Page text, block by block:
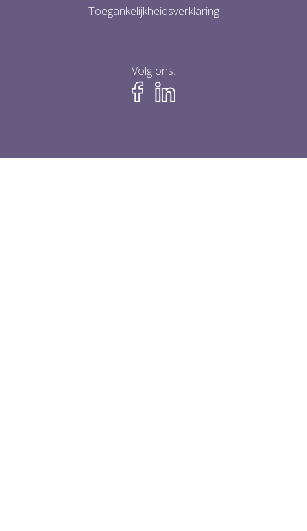
Toegankelijkheidsverklaring
Volg ons: